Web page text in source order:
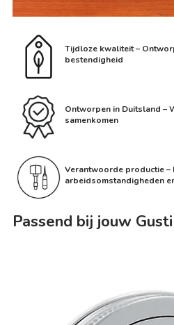
Tijdloze kwaliteit –
bestendigheid
Ontworpen in Duitsland –
samenkomen
Verantwoorde productie –
arbeidsomstandigheden
Passend bij jouw